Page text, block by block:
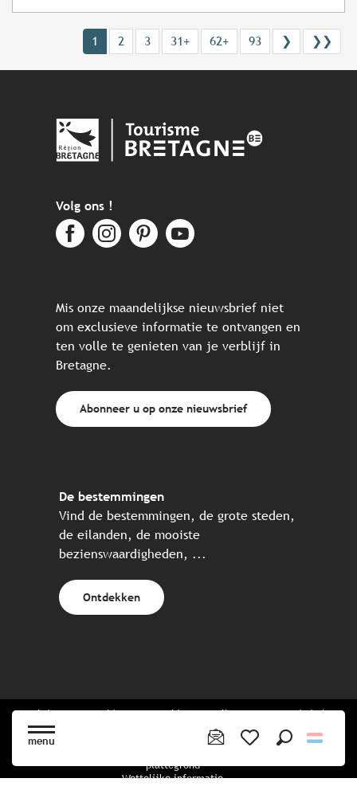
menu
1 2 3 31+ 62+ 93 ❯ ❯❯
Volg ons !
Mis onze maandelijkse nieuwsbrief niet
om exclusieve informatie te ontvangen en
ten volle te genieten van je verblijf in
Bretagne.
Abonneer u op onze nieuwsbrief
De bestemmingen
Vind de bestemmingen, de grote steden,
de eilanden, de mooiste
bezienswaardigheden, ...
Ontdekken
Website gecreëerd in samenwerking met alle Bretonse toeristische
plattegrond
Wettelijke informatie